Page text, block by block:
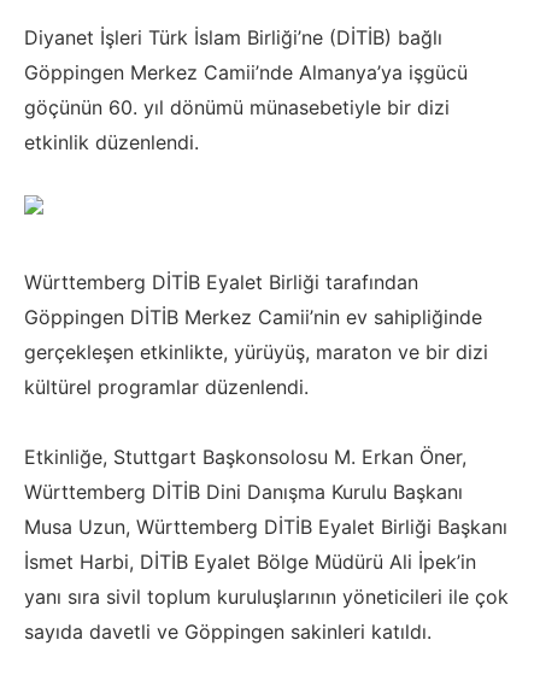
Diyanet İşleri Türk İslam Birliği’ne (DİTİB) bağlı
Göppingen Merkez Camii’nde Almanya’ya işgücü
göçünün 60. yıl dönümü münasebetiyle bir dizi
etkinlik düzenlendi.
Württemberg DİTİB Eyalet Birliği tarafından
Göppingen DİTİB Merkez Camii’nin ev sahipliğinde
gerçekleşen etkinlikte, yürüyüş, maraton ve bir dizi
kültürel programlar düzenlendi.
Etkinliğe, Stuttgart Başkonsolosu M. Erkan Öner,
Württemberg DİTİB Dini Danışma Kurulu Başkanı
Musa Uzun, Württemberg DİTİB Eyalet Birliği Başkanı
İsmet Harbi, DİTİB Eyalet Bölge Müdürü Ali İpek’in
yanı sıra sivil toplum kuruluşlarının yöneticileri ile çok
sayıda davetli ve Göppingen sakinleri katıldı.